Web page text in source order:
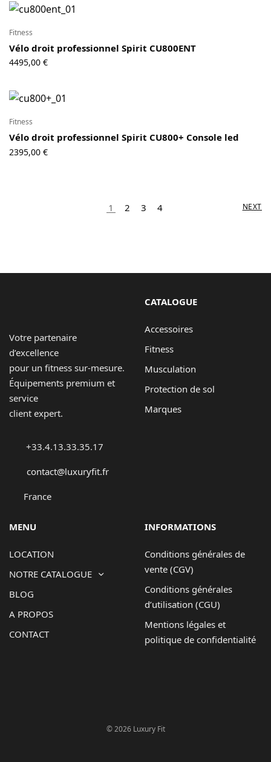
Fitness
Vélo droit professionnel Spirit CU800ENT
4495,00 €
Fitness
Vélo droit professionnel Spirit CU800+ Console led
2395,00 €
1 2 3 4 NEXT
Votre partenaire
d’excellence
pour un fitness sur-mesure.
Équipements premium et
service
client expert.
+33.4.13.33.35.17
contact@luxuryfit.fr
France
CATALOGUE
Accessoires
Fitness
Musculation
Protection de sol
Marques
MENU
LOCATION
NOTRE CATALOGUE
BLOG
A PROPOS
CONTACT
INFORMATIONS
Conditions générales de
vente (CGV)
Conditions générales
d’utilisation (CGU)
Mentions légales et
politique de confidentialité
© 2026 Luxury Fit